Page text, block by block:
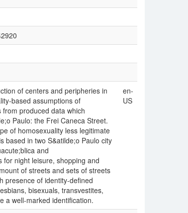
of centers and peripheries in
based assumptions of
produced data which
Paulo: the Frei Caneca Street.
of homosexuality less legitimate
based in two S&atilde;o Paulo city
and
for night leisure, shopping and
of streets and sets of streets
presence of identity-defined
bisexuals, transvestites,
a well-marked identification.
en-
US